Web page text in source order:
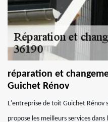
réparation et
Guichet Rénov
L'entreprise de toit Guichet Rénov
propose les meilleurs services